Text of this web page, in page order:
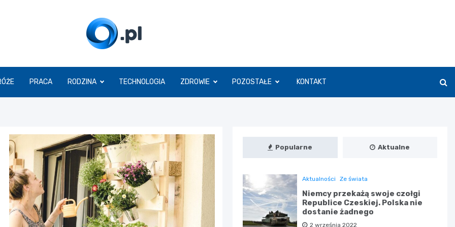
O.pl
PRACA RODZINA TECHNOLOGIA ZDROWIE POZOSTAŁE KONTAKT
Popularne Aktualne
Aktualności Ze świata
Niemcy przekażą swoje czołgi
Republice Czeskiej. Polska nie
dostanie żadnego
2 września 2022